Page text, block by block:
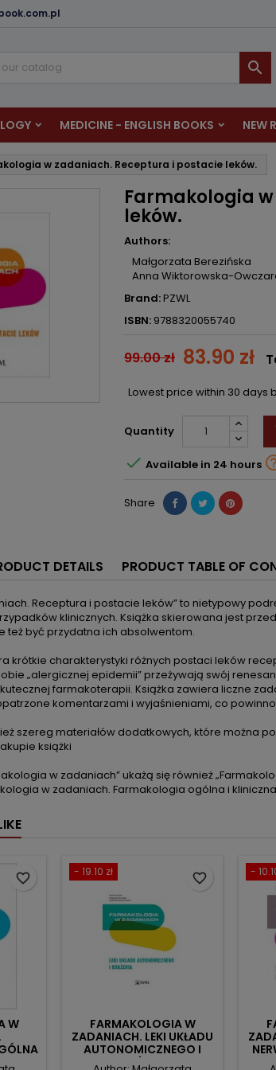

MEDICINE - ENGLISH BOOKS NEW
w zadaniach. Receptura i postacie leków.
Farmakologia
leków.
Authors:
Małgorzata Berezińska
Anna Wiktorowska-
Brand:PZWL
ISBN: 9788320055740
99.00 zł 83.90 zł
Lowest price within 30 days
Quantity
 Available in 24 hours
Share
DETAILS PRODUCT TABLE OF
Receptura i postacie leków” to nietypowy
klinicznych. Książka skierowana jest
też być przydatna ich absolwentom.
krótkie charakterystyki różnych postaci leków
„alergicznej epidemii” przeżywają swój
farmakoterapii. Książka zawiera liczne
komentarzami i wyjaśnieniami, co
szereg materiałów dodatkowych, które można
książki
w zadaniach” ukażą się również
w zadaniach. Farmakologia ogólna i
W
favorite_border - 19.10 zł
FARMAKOLOGIA W
ZADANIACH. LEKI UKŁADU
AUTONOMICZNEGO I
KRĄŻENIA.
favorite_border -
Cancel
logged in to save products in your wishlist.